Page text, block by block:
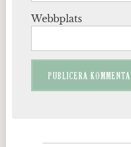
Webbplats